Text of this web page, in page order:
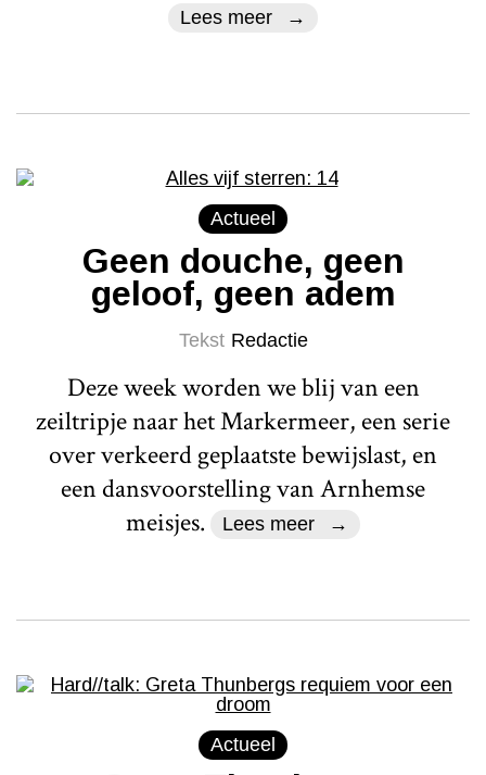
Lees meer
Actueel
Geen douche, geen
geloof, geen adem
Tekst Redactie
Deze week worden we blij van een
zeiltripje naar het Markermeer, een serie
over verkeerd geplaatste bewijslast, en
een dansvoorstelling van Arnhemse
meisjes.
Lees meer
Actueel